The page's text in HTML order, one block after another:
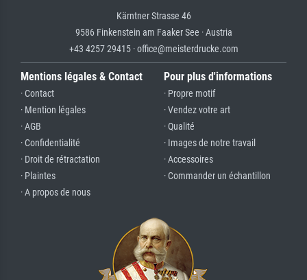
Kärntner Strasse 46
9586 Finkenstein am Faaker See · Austria
+43 4257 29415 · office@meisterdrucke.com
Mentions légales & Contact
· Contact
· Mention légales
· AGB
· Confidentialité
· Droit de rétractation
· Plaintes
· A propos de nous
Pour plus d'informations
· Propre motif
· Vendez votre art
· Qualité
· Images de notre travail
· Accessoires
· Commander un échantillon